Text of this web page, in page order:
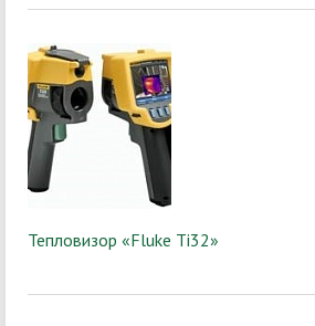
Тепловизор «Fluke Ti32»